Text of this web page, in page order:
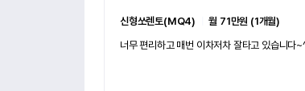
신형쏘렌토(MQ4) ㅣ월 71만원 (1개월)
너무 편리하고 매번 이차저차 잘타고 있습니다